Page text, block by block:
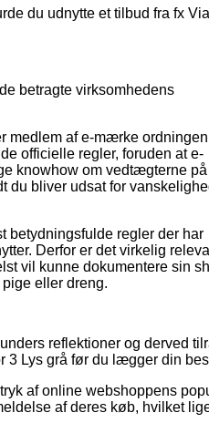
du udnytte et tilbud fra fx
betragte virksomhedens
medlem af e-mærke
officielle regler, foruden at e-
knowhow om vedtægterne på
du bliver udsat for
betydningsfulde regler der har
Derfor er det virkelig
vil kunne dokumentere sin
eller dreng.
reflektioner og derved
3 Lys grå før du lægger din
af online webshoppens
af deres køb, hvilket